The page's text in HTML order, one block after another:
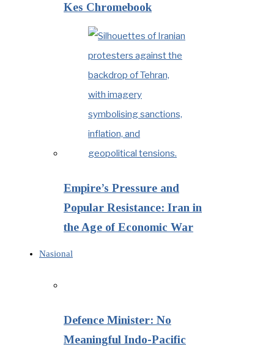
Kes Chromebook
Empire’s Pressure and
Popular Resistance: Iran in
the Age of Economic War
Nasional
Defence Minister: No
Meaningful Indo-Pacific